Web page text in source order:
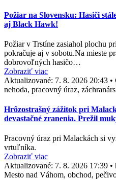
Požiar na Slovensku: Hasiči
aj Black Hawk!
Požiar v Trstíne zasiahol plochu
pokračuje aj v sobotu.Na mieste
dobrovoľných hasičo…
Zobraziť viac
Aktualizované: 7. 8. 2026 20:43 •
nehoda, pracovný úraz,
Hrôzostrašný zážitok pri
devastačné zranenia. Prežil
Pracovný úraz pri Malackách si
vrtuľníka.
Zobraziť viac
Aktualizované: 7. 8. 2026 17:39 •
Mesto nad Váhom, obchod,